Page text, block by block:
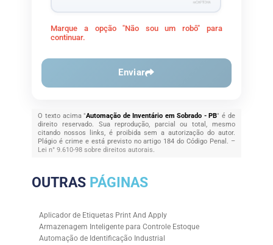
Marque a opção "Não sou um robô" para
continuar.
Enviar
O texto acima "Automação de Inventário em Sobrado - PB" é de
direito reservado. Sua reprodução, parcial ou total, mesmo
citando nossos links, é proibida sem a autorização do autor.
Plágio é crime e está previsto no artigo 184 do Código Penal. –
Lei n° 9.610-98 sobre direitos autorais.
OUTRAS PÁGINAS
Aplicador de Etiquetas Print And Apply
Armazenagem Inteligente para Controle Estoque
Automação de Identificação Industrial